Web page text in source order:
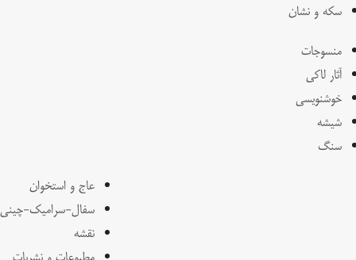
سکه و نشان
منسوجات
آثار لاکی
خوشنویسی
شیشه
سنگ
عاج و استخوان
سفال-سرامیک-چینی
نقشه